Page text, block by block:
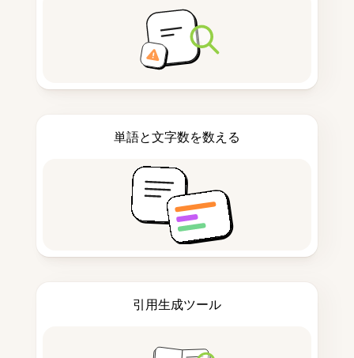
単語と文字数を数える
引用生成ツール